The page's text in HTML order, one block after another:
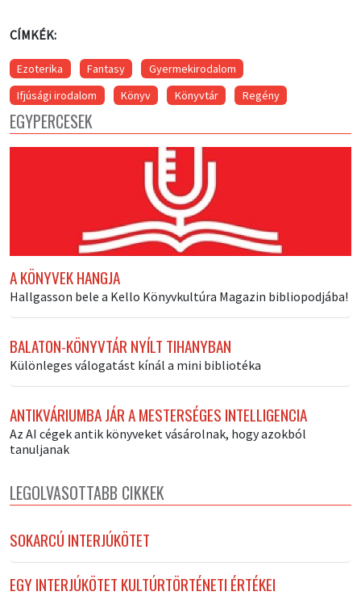
CÍMKÉK:
Ezoterika Fantasy
Gyermekirodalom
Ifjúsági irodalom
Könyv Könyvtár Regény
EGYPERCESEK
A KÖNYVEK HANGJA
Hallgasson bele a Kello Könyvkultúra Magazin bibliopodjába!
BALATON-KÖNYVTÁR NYÍLT TIHANYBAN
Különleges válogatást kínál a mini bibliotéka
ANTIKVÁRIUMBA JÁR A MESTERSÉGES INTELLIGENCIA
Az AI cégek antik könyveket vásárolnak, hogy azokból
tanuljanak
LEGOLVASOTTABB CIKKEK
SOKARCÚ INTERJÚKÖTET
EGY INTERJÚKÖTET KULTÚRTÖRTÉNETI ÉRTÉKEI